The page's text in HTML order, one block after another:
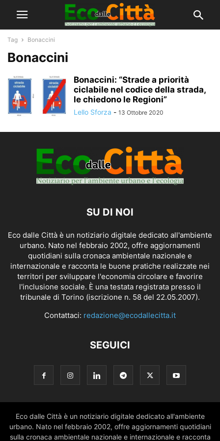
Tag Bonaccini
Bonaccini
Bonaccini: “Strade a priorità
ciclabile nel codice della strada,
le chiedono le Regioni”
Lello Sforza - 13 Ottobre 2020
SU DI NOI
Eco dalle Città è un notiziario digitale dedicato all'ambiente
urbano. Nato nel febbraio 2002, offre aggiornamenti
quotidiani sulla cronaca ambientale nazionale e
internazionale e racconta le buone pratiche realizzate nei
territori per sviluppare l'economia circolare e favorire
l'inclusione sociale. È una testata registrata presso il
tribunale di Torino (iscrizione n. 58 del 22.05.2007).
Contattaci: redazione@ecodallecitta.it
SEGUICI
Eco dalle Città è un notiziario digitale dedicato all'ambiente
urbano. Nato nel febbraio 2002, offre aggiornamenti quotidiani
sulla cronaca ambientale nazionale e internazionale e racconta